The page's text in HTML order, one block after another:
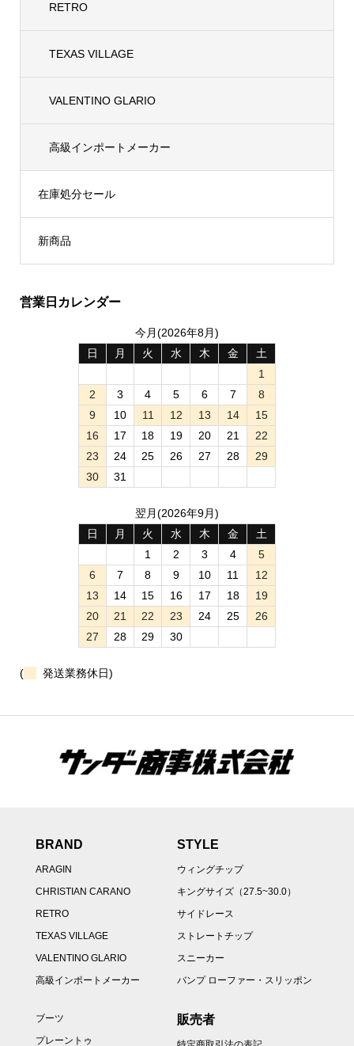
RETRO
TEXAS VILLAGE
VALENTINO GLARIO
高級インポートメーカー
在庫処分セール
新商品
営業日カレンダー
今月(2026年8月)
日
月 火 水 木 金
土
1
2
3 4 5 6 7
8
9
10 11 12 13 14
15
16
17 18 19 20 21
22
23
24 25 26 27 28
29
30
31
翌月(2026年9月)
日
月 火 水 木 金
土
1
2 3 4
5
6
7 8 9 10 11
12
13
14 15 16 17 18
19
20
21 22 23 24 25
26
27
28 29 30
( 発送業務休日)
BRAND
ARAGIN
CHRISTIAN CARANO
RETRO
TEXAS VILLAGE
VALENTINO GLARIO
高級インポートメーカー
STYLE
ウィングチップ
キングサイズ（27.5~30.0）
サイドレース
ストレートチップ
スニーカー
バンプ ローファー・スリッポン
ブーツ
プレーントゥ
販売者